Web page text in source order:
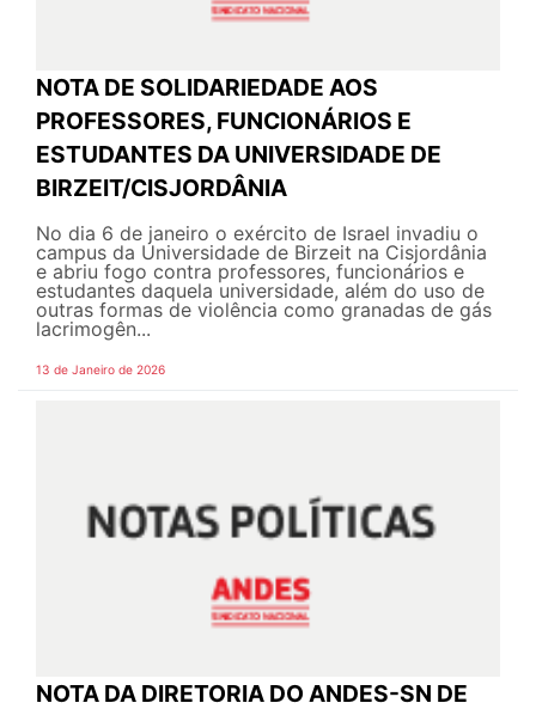
NOTA DE SOLIDARIEDADE AOS
PROFESSORES, FUNCIONÁRIOS E
ESTUDANTES DA UNIVERSIDADE DE
BIRZEIT/CISJORDÂNIA
No dia 6 de janeiro o exército de Israel invadiu o
campus da Universidade de Birzeit na Cisjordânia
e abriu fogo contra professores, funcionários e
estudantes daquela universidade, além do uso de
outras formas de violência como granadas de gás
lacrimogên...
13 de Janeiro de 2026
NOTA DA DIRETORIA DO ANDES-SN DE